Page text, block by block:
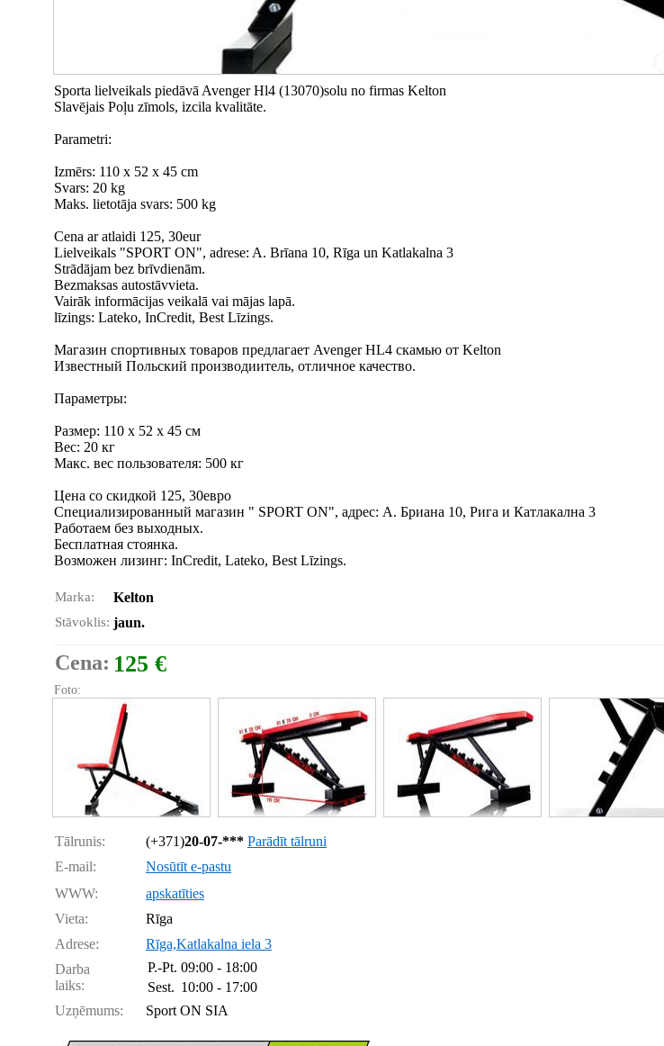
Sporta lielveikals piedāvā Avenger Hl4 (13070)solu no firmas Kelton
Slavējais Poļu zīmols, izcila kvalitāte.
Parametri:
Izmērs: 110 x 52 x 45 cm
Svars: 20 kg
Maks. lietotāja svars: 500 kg
Cena ar atlaidi 125, 30eur
Lielveikals "SPORT ON", adrese: A. Brīana 10, Rīga un Katlakalna 3
Strādājam bez brīvdienām.
Bezmaksas autostāvvieta.
Vairāk informācijas veikalā vai mājas lapā.
līzings: Lateko, InCredit, Best Līzings.
Магазин спортивных товаров предлагает Avenger HL4 скамью от Kelton
Известный Польский производиитель, отличное качество.
Параметры:
Размер: 110 x 52 x 45 см
Вес: 20 кг
Макс. вес пользователя: 500 кг
Цена со скидкой 125, 30еврo
Специализированный магазин " SPORT ON", адрес: А. Бриана 10, Рига и Катлакална 3
Работаем без выходных.
Бесплатная стоянка.
Bозможен лизинг: InCredit, Lateko, Best Līzings.
Marka: Kelton
Stāvoklis: jaun.
Cena: 125 €
Foto:
Tālrunis: (+371)20-07-*** Parādīt tālruni
E-mail:
Nosūtīt e-pastu
WWW:
apskatīties
Vieta:
Rīga
Adrese:
Rīga,Katlakalna iela 3
Darba
laiks:
P.-Pt. 09:00 - 18:00
Sest. 10:00 - 17:00
Uzņēmums:
Sport ON SIA